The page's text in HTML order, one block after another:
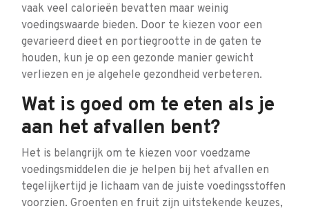
vaak veel calorieën bevatten maar weinig
voedingswaarde bieden. Door te kiezen voor een
gevarieerd dieet en portiegrootte in de gaten te
houden, kun je op een gezonde manier gewicht
verliezen en je algehele gezondheid verbeteren.
Wat is goed om te eten als je
aan het afvallen bent?
Het is belangrijk om te kiezen voor voedzame
voedingsmiddelen die je helpen bij het afvallen en
tegelijkertijd je lichaam van de juiste voedingsstoffen
voorzien. Groenten en fruit zijn uitstekende keuzes,